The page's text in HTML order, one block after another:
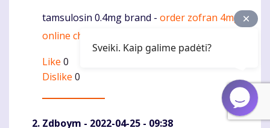
Komentaras
tamsulosin 0.4mg brand - order zofran 4mg
online cheap
Like 0
Dislike 0
Zdboym - 2022-04-25 - 09:38
Sveiki. Kaip galime padėti?